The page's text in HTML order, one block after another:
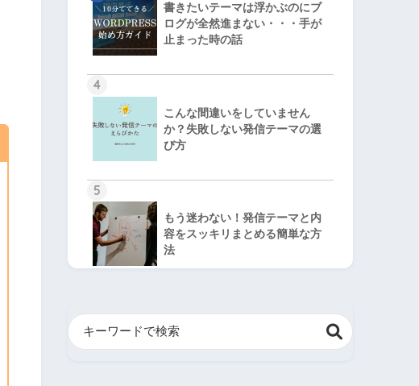
書きたいテーマは浮かぶのにブ
ログが全然進まない・・・手が
止まった時の話
4
こんな間違いをしていません
か？失敗しない発信テーマの選
び方
5
もう迷わない！発信テーマと内
容をスッキリまとめる簡単な方
法